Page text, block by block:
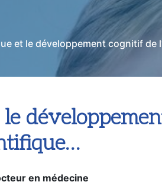
révolution
et le développement cognitif de